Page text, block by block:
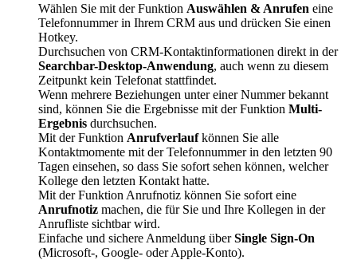
Wählen Sie mit der Funktion Auswählen & Anrufen eine
Telefonnummer in Ihrem CRM aus und drücken Sie einen
Hotkey.
Durchsuchen von CRM-Kontaktinformationen direkt in der
Searchbar-Desktop-Anwendung, auch wenn zu diesem
Zeitpunkt kein Telefonat stattfindet.
Wenn mehrere Beziehungen unter einer Nummer bekannt
sind, können Sie die Ergebnisse mit der Funktion Multi-
Ergebnis durchsuchen.
Mit der Funktion Anrufverlaufkönnen Sie alle
Kontaktmomente mit der Telefonnummer in den letzten 90
Tagen einsehen, so dass Sie sofort sehen können, welcher
Kollege den letzten Kontakt hatte.
Mit der Funktion Anrufnotiz können Sie sofort eine
Anrufnotiz machen, die für Sie und Ihre Kollegen in der
Anrufliste sichtbar wird.
Einfache und sichere Anmeldung überSingle Sign-On
(Microsoft-, Google- oder Apple-Konto).